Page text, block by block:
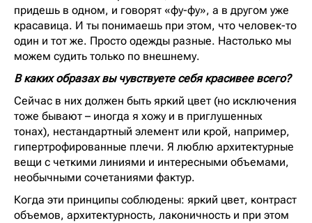
придешь в одном, и говорят «фу-фу», а в другом уже
красавица. И ты понимаешь при этом, что человек-то
один и тот же. Просто одежды разные. Настолько мы
можем судить только по внешнему.
В каких образах вы чувствуете себя красивее всего?
Сейчас в них должен быть яркий цвет (но исключения
тоже бывают – иногда я хожу и в приглушенных
тонах), нестандартный элемент или крой, например,
гипертрофированные плечи. Я люблю архитектурные
вещи с четкими линиями и интересными объемами,
необычными сочетаниями фактур.
Когда эти принципы соблюдены: яркий цвет, контраст
объемов, архитектурность, лаконичность и при этом